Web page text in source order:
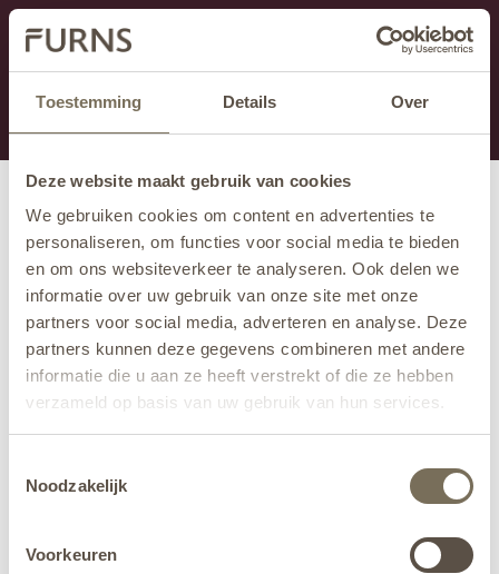
Toestemming Details Over
Deze website maakt gebruik van cookies
We gebruiken cookies om content en advertenties te
personaliseren, om functies voor social media te bieden
en om ons websiteverkeer te analyseren. Ook delen we
informatie over uw gebruik van onze site met onze
partners voor social media, adverteren en analyse. Deze
partners kunnen deze gegevens combineren met andere
informatie die u aan ze heeft verstrekt of die ze hebben
verzameld op basis van uw gebruik van hun services.
jehier.
Noodzakelijk
Voorkeuren
Cette section est actuellement en maintenance.
Si vous manquez des informations, vous pouvez nous
appeler au +31 413 395 295 ou nous envoyer un e-